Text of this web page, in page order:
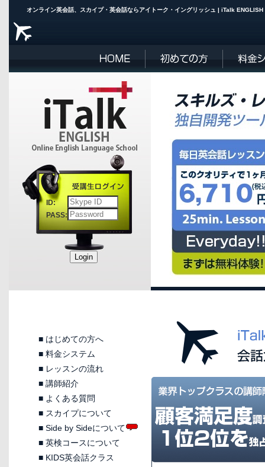
オンライン英会話、スカイプ・英会話ならアイトー
ID:
PASS:
■ はじめての方へ
■ 料金システム
■ レッスンの流れ
■ 講師紹介
■ よくある質問
■ スカイプについて
■ Side by Sideについて
■ 英検コースについて
■ KIDS英会話クラス